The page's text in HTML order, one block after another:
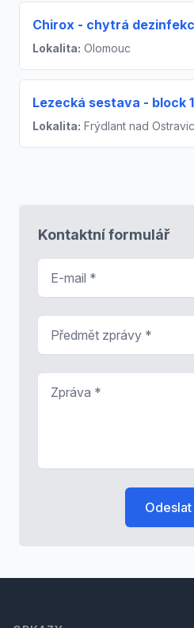
Chirox - chytrá
Lokalita: Olomouc
Lezecká sestava - block
Lokalita: Frýdlant nad
Kontaktní formulář